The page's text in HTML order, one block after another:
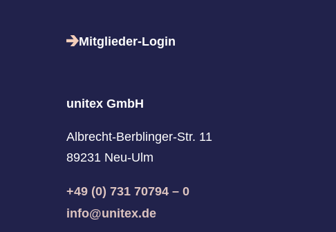
Mitglieder-Login
unitex GmbH
Albrecht-Berblinger-Str. 11
89231 Neu-Ulm
+49 (0) 731 70794 – 0
info@unitex.de